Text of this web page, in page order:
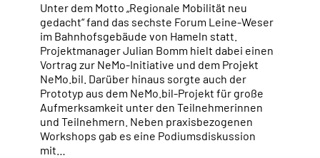
Unter dem Motto „Regionale Mobilität neu
gedacht“ fand das sechste Forum Leine-Weser
im Bahnhofsgebäude von Hameln statt.
Projektmanager Julian Bomm hielt dabei einen
Vortrag zur NeMo-Initiative und dem Projekt
NeMo.bil. Darüber hinaus sorgte auch der
Prototyp aus dem NeMo.bil-Projekt für große
Aufmerksamkeit unter den Teilnehmerinnen
und Teilnehmern. Neben praxisbezogenen
Workshops gab es eine Podiumsdiskussion
mit…